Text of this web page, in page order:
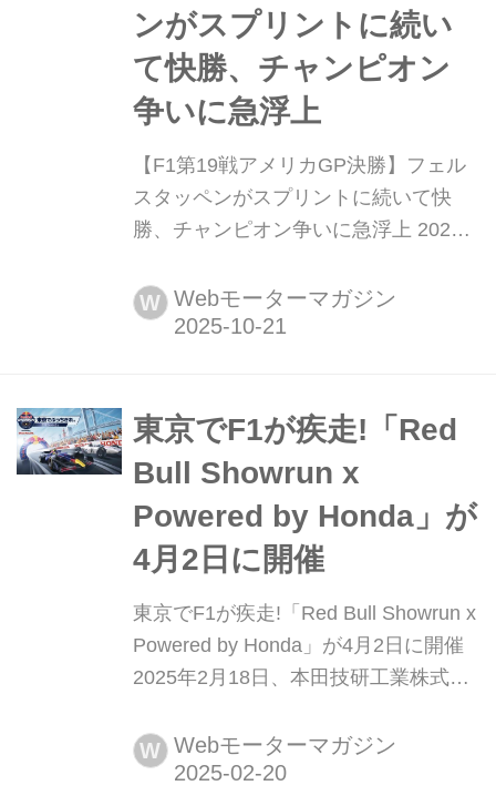
ンがスプリントに続い
て快勝、チャンピオン
争いに急浮上
【F1第19戦アメリカGP決勝】フェル
スタッペンがスプリントに続いて快
勝、チャンピオン争いに急浮上 2025
リカGPがアメリカ・テキサス州オー
スティンのサーキット・オブ・ジ・ア
にマクラーレンのランド・ノリス、3
ールが入った。13番手...
W Webモーターマガジン
東京でF1が疾走!「Red
Bull Showrun x
Powered by Honda」が
4月2日に開催
東京でF1が疾走!「Red Bull Showrun x
Powered by Honda」が4月2日に開催
2025年2月18日、本田技研工業株式会
は、国際トップモータースポーツ体験
事業実行委員会が主催するF1マシンに
W Webモーターマガジン